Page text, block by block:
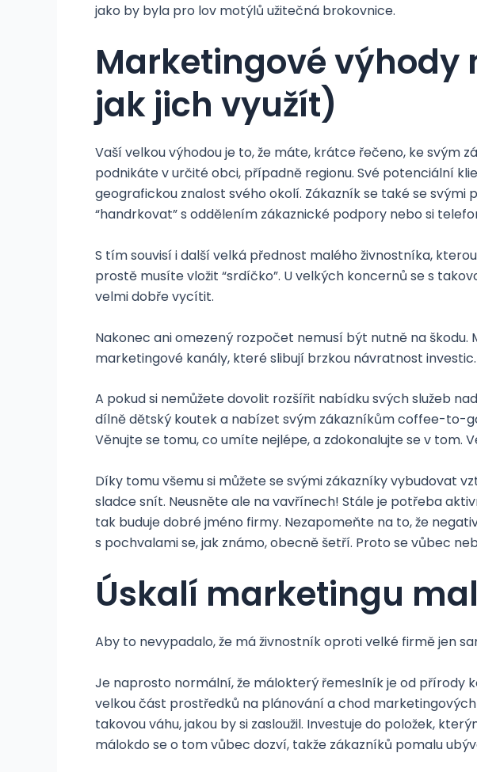
jako by byla pro lov motýlů užitečná brokovnice.
Marketingové
jak jich využít)
Vaší velkou výhodou je to, že máte, krátce řečeno, ke svým
podnikáte v určité obci, případně regionu. Své potenciální
geografickou znalost svého okolí. Zákazník se také se
“handrkovat” s oddělením zákaznické podpory nebo si
S tím souvisí i další velká přednost malého živnostníka,
prostě musíte vložit “srdíčko”. U velkých koncernů se s
velmi dobře vycítit.
Nakonec ani omezený rozpočet nemusí být nutně na
marketingové kanály, které slibují brzkou návratnost
A pokud si nemůžete dovolit rozšířit nabídku svých služeb
dílně dětský koutek a nabízet svým zákazníkům coffee-to-
Věnujte se tomu, co umíte nejlépe, a zdokonalujte se v tom.
Díky tomu všemu si můžete se svými zákazníky vybudovat
sladce snít. Neusněte ale na vavřínech! Stále je potřeba
tak buduje dobré jméno firmy. Nezapomeňte na to, že
s pochvalami se, jak známo, obecně šetří. Proto se vůbec
Úskalí marketingu
Aby to nevypadalo, že má živnostník oproti velké firmě jen
Je naprosto normální, že málokterý řemeslník je od přírody
velkou část prostředků na plánování a chod
takovou váhu, jakou by si zasloužil. Investuje do položek,
málokdo se o tom vůbec dozví, takže zákazníků pomalu